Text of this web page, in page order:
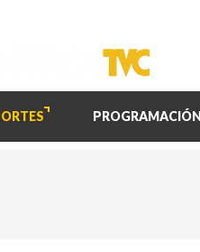
PROGRAMACIÓN